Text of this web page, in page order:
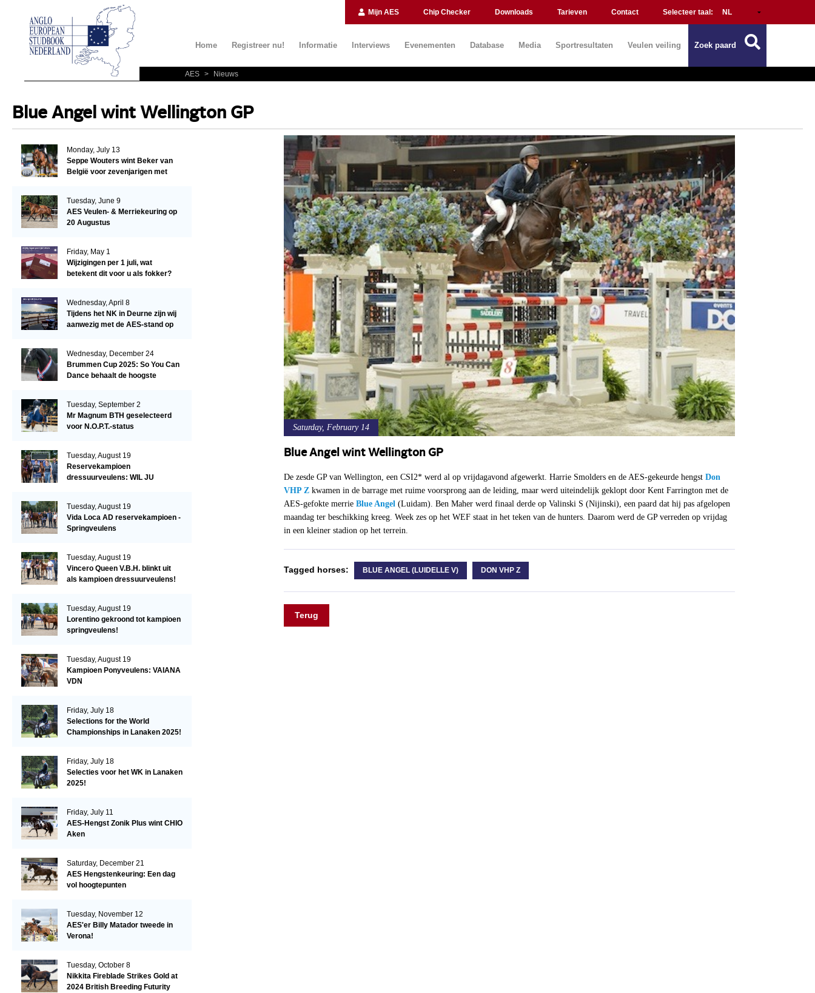
Mijn AES Chip Checker Downloads Tarieven Contact Selecteer taal:
Home Registreer nu! Informatie Interviews Evenementen Database Media Sportresultaten Veulen veiling Zoek paard
AES > Nieuws
Blue Angel wint Wellington GP
Saturday, February 14
Blue Angel wint Wellington GP
De zesde GP van Wellington, een CSI2* werd al op vrijdagavond afgewerkt. Harrie Smolders en de AES-gekeurde hengst Don
VHP Zkwamen in de barrage met ruime voorsprong aan de leiding, maar werd uiteindelijk geklopt door Kent Farrington met de
AES-gefokte merrie Blue Angel (Luidam). Ben Maher werd finaal derde op Valinski S (Nijinski), een paard dat hij pas afgelopen
maandag ter beschikking kreeg. Week zes op het WEF staat in het teken van de hunters. Daarom werd de GP verreden op vrijdag
in een kleiner stadion op het terrein.
Tagged horses: BLUE ANGEL (LUIDELLE V) DON VHP Z
Terug
Monday, July 13
Seppe Wouters wint Beker van
België voor zevenjarigen met
Tuesday, June 9
AES Veulen- & Merriekeuring op
20 Augustus
Friday, May 1
Wijzigingen per 1 juli, wat
betekent dit voor u als fokker?
Wednesday, April 8
Tijdens het NK in Deurne zijn wij
aanwezig met de AES-stand op
Wednesday, December 24
Brummen Cup 2025: So You Can
Dance behaalt de hoogste
Tuesday, September 2
Mr Magnum BTH geselecteerd
voor N.O.P.T.-status
Tuesday, August 19
Reservekampioen
dressuurveulens: WIL JU
Tuesday, August 19
Vida Loca AD reservekampioen -
Springveulens
Tuesday, August 19
Vincero Queen V.B.H. blinkt uit
als kampioen dressuurveulens!
Tuesday, August 19
Lorentino gekroond tot kampioen
springveulens!
Tuesday, August 19
Kampioen Ponyveulens: VAIANA
VDN
Friday, July 18
Selections for the World
Championships in Lanaken 2025!
Friday, July 18
Selecties voor het WK in Lanaken
2025!
Friday, July 11
AES-Hengst Zonik Plus wint CHIO
Aken
Saturday, December 21
AES Hengstenkeuring: Een dag
vol hoogtepunten
Tuesday, November 12
AES'er Billy Matador tweede in
Verona!
Tuesday, October 8
Nikkita Fireblade Strikes Gold at
2024 British Breeding Futurity